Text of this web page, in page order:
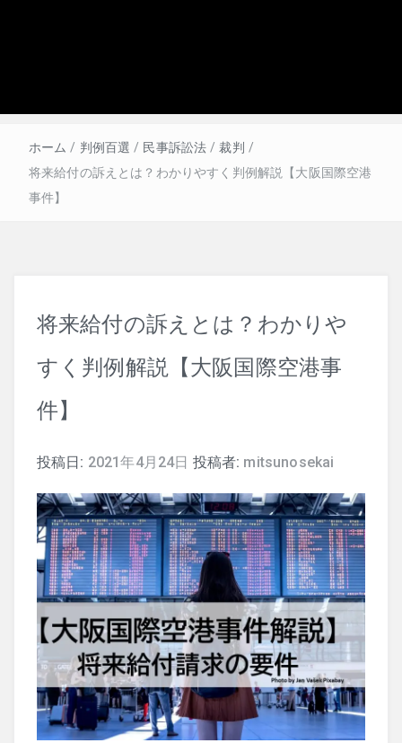
犯罪論
司法試験
株式
暗号資産
会計学
ホーム / 判例百選 / 民事訴訟法 / 裁判 /
将来給付の訴えとは？わかりやすく判例解説【大阪国際空港
事件】
将来給付の訴えとは？わかりや
すく判例解説【大阪国際空港事
件】
投稿日: 2021年4月24日 投稿者: mitsunosekai